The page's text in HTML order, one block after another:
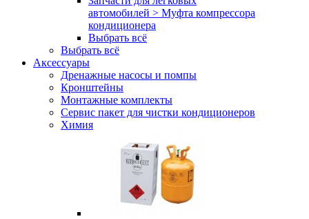
автомобилей > Муфта компрессора
кондиционера
Выбрать всё
Выбрать всё
Аксессуары
Дренажные насосы и помпы
Кронштейны
Монтажные комплекты
Сервис пакет для чистки кондиционеров
Химия